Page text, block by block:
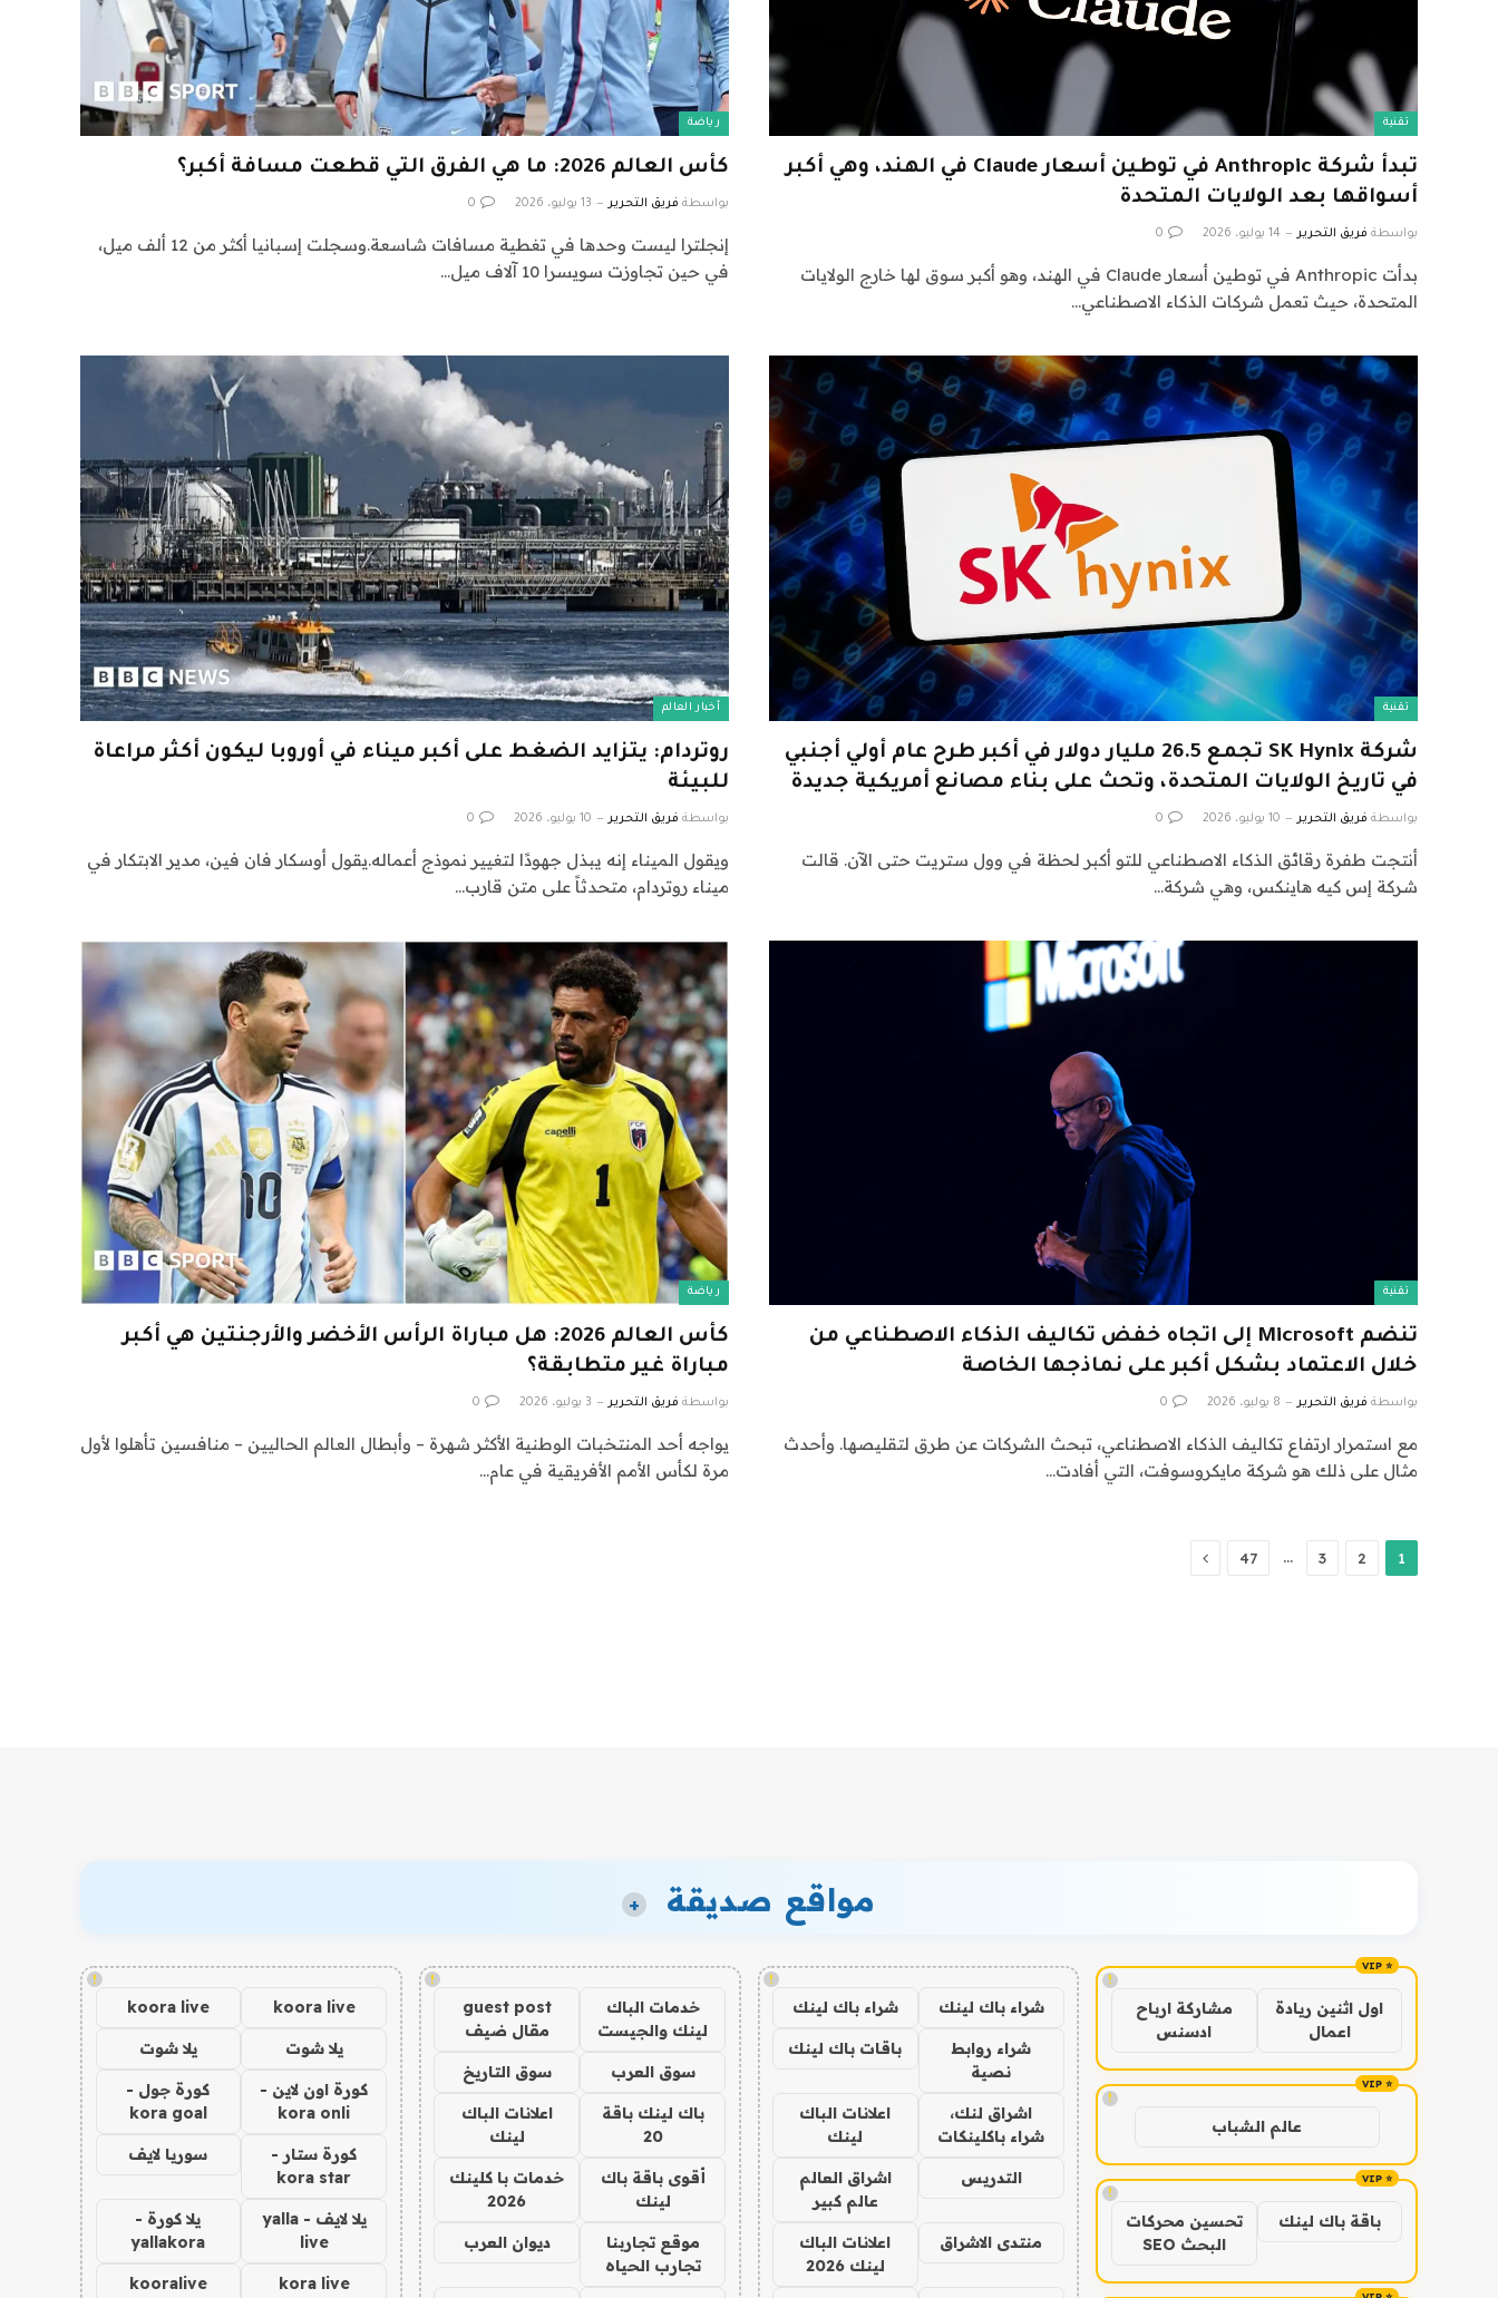
تقنية
تبدأ شركة Anthropic في توطين أسعار Claude في الهند، وهي أكبر
أسواقها بعد الولايات المتحدة
بواسطة فريق التحرير 14 يوليو، 2026 0
بدأت Anthropic في توطين أسعار Claude في الهند، وهو أكبر سوق لها خارج الولايات
المتحدة، حيث تعمل شركات الذكاء الاصطناعي…
رياضة
كأس العالم 2026: ما هي الفرق التي قطعت مسافة أكبر؟
بواسطة فريق التحرير 13 يوليو، 2026 0
إنجلترا ليست وحدها في تغطية مسافات شاسعة.وسجلت إسبانيا أكثر من 12 ألف ميل،
في حين تجاوزت سويسرا 10 آلاف ميل…
تقنية
شركة SK Hynix تجمع 26.5 مليار دولار في أكبر طرح عام أولي أجنبي
في تاريخ الولايات المتحدة، وتحث على بناء مصانع أمريكية جديدة
بواسطة فريق التحرير 10 يوليو، 2026 0
أنتجت طفرة رقائق الذكاء الاصطناعي للتو أكبر لحظة في وول ستريت حتى الآن. قالت
شركة إس كيه هاينكس، وهي شركة…
أخبار العالم
روتردام: يتزايد الضغط على أكبر ميناء في أوروبا ليكون أكثر مراعاة
للبيئة
بواسطة فريق التحرير 10 يوليو، 2026 0
ويقول الميناء إنه يبذل جهودًا لتغيير نموذج أعماله.يقول أوسكار فان فين، مدير الابتكار في
ميناء روتردام، متحدثاً على متن قارب…
تقنية
تنضم Microsoft إلى اتجاه خفض تكاليف الذكاء الاصطناعي من
خلال الاعتماد بشكل أكبر على نماذجها الخاصة
بواسطة فريق التحرير 8 يوليو، 2026 0
مع استمرار ارتفاع تكاليف الذكاء الاصطناعي، تبحث الشركات عن طرق لتقليصها. وأحدث
مثال على ذلك هو شركة مايكروسوفت، التي أفادت…
رياضة
كأس العالم 2026: هل مباراة الرأس الأخضر والأرجنتين هي أكبر
مباراة غير متطابقة؟
بواسطة فريق التحرير 3 يوليو، 2026 0
يواجه أحد المنتخبات الوطنية الأكثر شهرة – وأبطال العالم الحاليين – منافسين تأهلوا لأول
مرة لكأس الأمم الأفريقية في عام…
1
2
3
…
47 التالي
مواقع صديقة +
!
اول اثنين ريادة
اعمال
مشاركة ارباح
ادسنس
!
عالم الشباب
!
باقة باك لينك
تحسين محركات
البحث SEO
!
شراء باك لينك شراء باك لينك
شراء روابط
نصية
باقات باك لينك
اشراق لنك،
شراء باكلينكات
اعلانات الباك
لينك
التدريس
اشراق العالم
عالم كبير
منتدى الاشراق
اعلانات الباك
لينك 2026
!
خدمات الباك
لينك والجيست
guest post
مقال ضيف
سوق العرب سوق التاريخ
باك لينك باقة
20
اعلانات الباك
لينك
أقوى باقة باك
لينك
خدمات با كلينك
2026
موقع تجاربنا
تجارب الحياه
ديوان العرب
!
koora live
koora live
يلا شوت يلا شوت
كورة اون لاين -
kora onli
كورة جول -
kora goal
كورة ستار -
kora star
سوريا لايف
يلا لايف - yalla
live
يلا كورة -
yallakora
kora live
kooralive